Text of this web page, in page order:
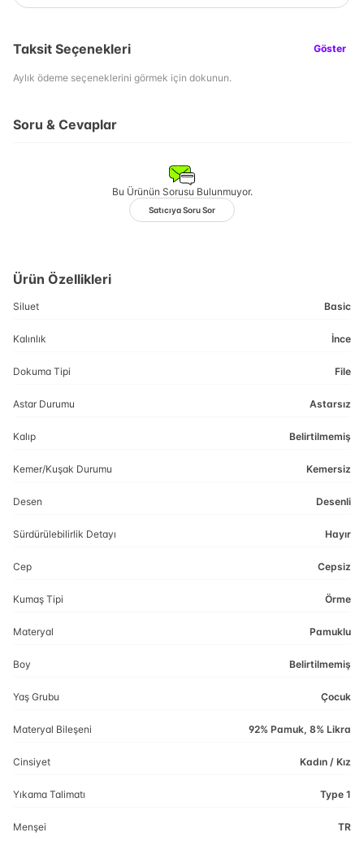
Taksit Seçenekleri Göster
Aylık ödeme seçeneklerini görmek için dokunun.
Soru & Cevaplar
Bu Ürünün Sorusu Bulunmuyor.
Satıcıya Soru Sor
Ürün Özellikleri
Siluet Basic
Kalınlık İnce
Dokuma Tipi File
Astar Durumu Astarsız
Kalıp Belirtilmemiş
Kemer/Kuşak Durumu Kemersiz
Desen Desenli
Sürdürülebilirlik Detayı Hayır
Cep Cepsiz
Kumaş Tipi Örme
Materyal Pamuklu
Boy Belirtilmemiş
Yaş Grubu Çocuk
Materyal Bileşeni 92% Pamuk, 8% Likra
Cinsiyet Kadın / Kız
Yıkama Talimatı Type 1
Menşei TR